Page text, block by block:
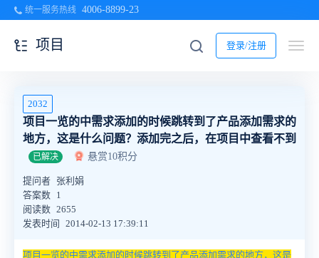
统一服务热线 4006-8899-23
登录/注册
项目
2032
项目一览的中需求添加的时候跳转到了产品添加需求的
地方，这是什么问题？添加完之后，在项目中查看不到
已解决 悬赏10积分
提问者 张利娟
答案数 1
阅读数 2655
发表时间
2014-02-13 17:39:11
项目一览的中需求添加的时候跳转到了产品添加需求的地方，这是